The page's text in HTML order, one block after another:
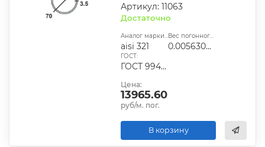
Артикул: 11063
Достаточно
Аналог марки стали:
aisi 321
Вес погонного метра, т.:
0.0056302225
ГОСТ:
ГОСТ 9940-81, ГОСТ 9941-81, ГОСТ 24030-80, ГОСТ 10498-82
Цена:
13965.60
руб/м. пог.
В корзину